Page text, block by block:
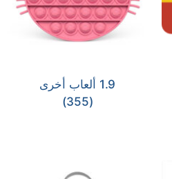
1.9 ألعاب أخرى
(355)